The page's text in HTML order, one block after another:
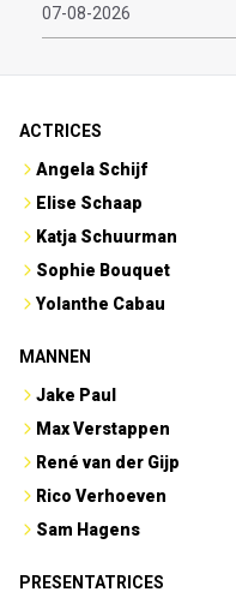
07-08-2026
ACTRICES
Angela Schijf
Elise Schaap
Katja Schuurman
Sophie Bouquet
Yolanthe Cabau
MANNEN
Jake Paul
Max Verstappen
René van der Gijp
Rico Verhoeven
Sam Hagens
PRESENTATRICES